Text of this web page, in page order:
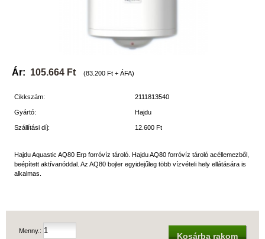
Ár: 105.664 Ft (83.200 Ft + ÁFA)
Cikkszám: 2111813540
Gyártó: Hajdu
Szállítási díj: 12.600 Ft
Hajdu Aquastic AQ80 Erp forróvíz tároló. Hajdu AQ80 forróvíz tároló acéllemezből,
beépített aktívanóddal. Az AQ80 bojler egyidejűleg több vízvételi hely ellátására is
alkalmas.
Menny.:
Kosárba rakom